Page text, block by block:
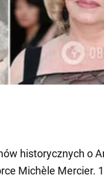
historycznych o
Michèle Mercier.